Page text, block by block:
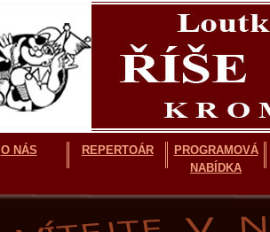
O NÁS REPERTOÁR
PROGRAMOVÁ
NABÍDKA